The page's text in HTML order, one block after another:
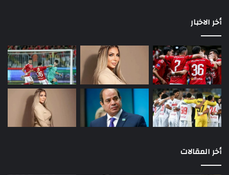
أخر الاخبار
أخر المقالات